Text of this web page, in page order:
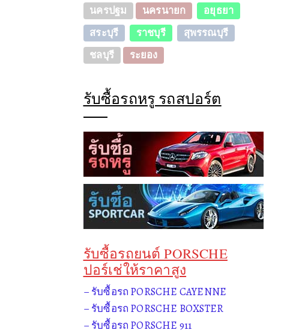
นครปฐม
นครนายก
อยุธยา
สระบุรี
ราชบุรี
สุพรรณบุรี
ชลบุรี
ระยอง
รับซื้อรถหรู รถสปอร์ต
รับซื้อรถยนต์ PORSCHE
ปอร์เช่ให้ราคาสูง
– รับซื้อรถ PORSCHE CAYENNE
– รับซื้อรถ PORSCHE BOXSTER
– รับซื้อรถ PORSCHE 911